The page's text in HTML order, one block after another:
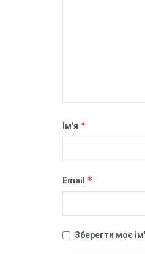
Ім'я *
Email *
Зберегти моє